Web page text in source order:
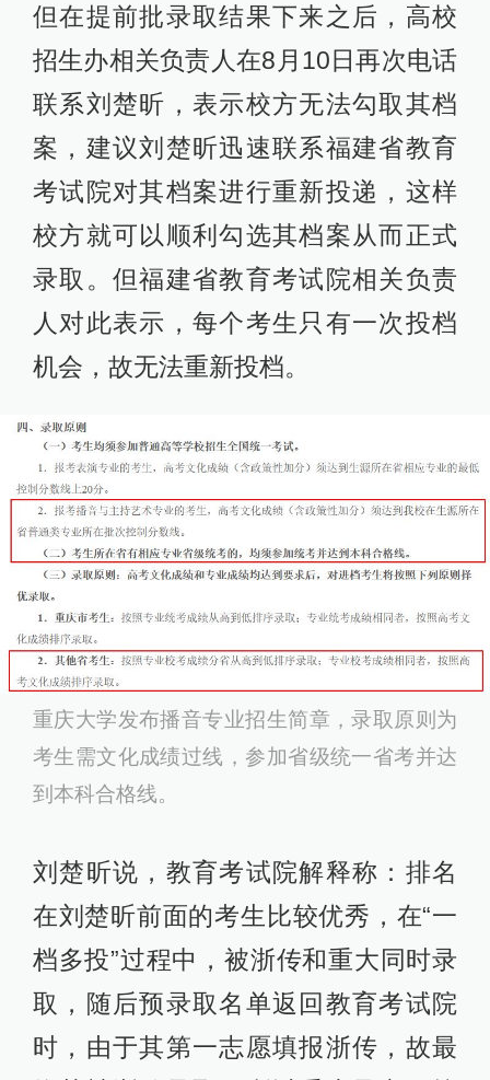
但在提前批录取结果下来之后，高校
招生办相关负责人在8月10日再次电话
联系刘楚昕，表示校方无法勾取其档
案，建议刘楚昕迅速联系福建省教育
考试院对其档案进行重新投递，这样
校方就可以顺利勾选其档案从而正式
录取。但福建省教育考试院相关负责
人对此表示，每个考生只有一次投档
机会，故无法重新投档。
重庆大学发布播音专业招生简章，录取原则为
考生需文化成绩过线，参加省级统一省考并达
到本科合格线。
刘楚昕说，教育考试院解释称：排名
在刘楚昕前面的考生比较优秀，在“一
档多投”过程中，被浙传和重大同时录
取，随后预录取名单返回教育考试院
时，由于其第一志愿填报浙传，故最